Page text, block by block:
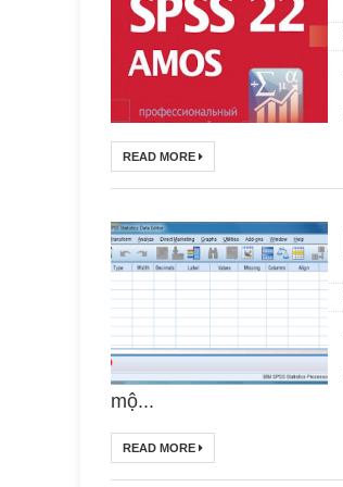
READ MORE
mộ...
READ MORE